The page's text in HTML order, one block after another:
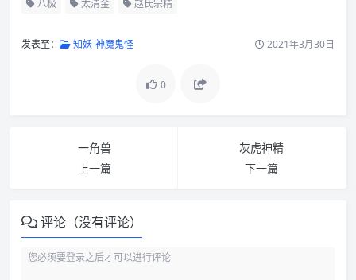
八极 太清金 赵氏宗精
发表至： 知妖-神魔鬼怪 2021年3月30日
0
一角兽
上一篇
灰虎神精
下一篇
评论（没有评论）